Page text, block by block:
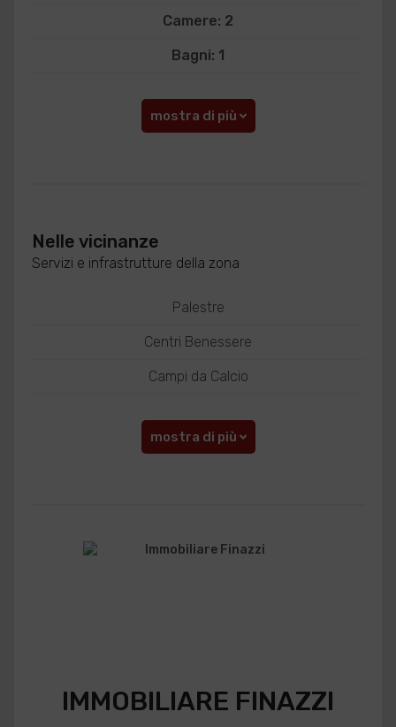
Camere: 2
Bagni: 1
mostra di più
Nelle vicinanze
Servizi e infrastrutture della zona
Palestre
Centri Benessere
Campi da Calcio
mostra di più
IMMOBILIARE FINAZZI